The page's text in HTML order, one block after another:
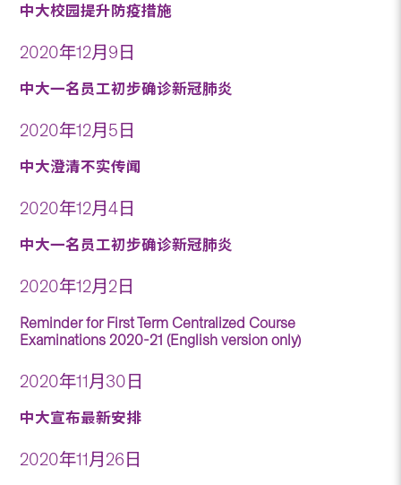
中大校园提升防疫措施
2020年12月9日
中大一名员工初步确诊新冠肺炎
2020年12月5日
中大澄清不实传闻
2020年12月4日
中大一名员工初步确诊新冠肺炎
2020年12月2日
Reminder for First Term Centralized Course
Examinations 2020-21 (English version only)
2020年11月30日
中大宣布最新安排
2020年11月26日